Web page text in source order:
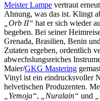
Meister Lampe vertraut
Ahnung, was das ist. Klingt
„Orb II“ hat er sich wieder
begeben. Bei seiner
Grenada, Brasilien, Benin
Zutaten ergeben, ordentlich
abwechslungsreiches
Maier/GKG Mastering
Vinyl ist ein eindrucksvoller
helvetischen Produzenten.
„Yemoja“, „Nuralain“ und